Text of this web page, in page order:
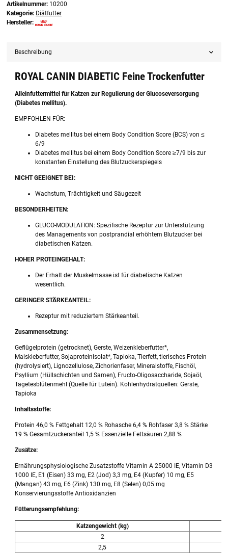
Artikelnummer: 10200
Kategorie: Diätfutter
Hersteller:
Beschreibung
ROYAL CANIN DIABETIC Feine Trockenfutter
Alleinfuttermittel für Katzen zur Regulierung der Glucoseversorgung
(Diabetes mellitus).
EMPFOHLEN FÜR:
Diabetes mellitus bei einem Body Condition Score (BCS) von ≤
6/9
Diabetes mellitus bei einem Body Condition Score ≥7/9 bis zur
konstanten Einstellung des Blutzuckerspiegels
NICHT GEEIGNET BEI:
Wachstum, Trächtigkeit und Säugezeit
BESONDERHEITEN:
GLUCO-MODULATION: Spezifische Rezeptur zur Unterstützung
des Managements von postprandial erhöhtem Blutzucker bei
diabetischen Katzen.
HOHER PROTEINGEHALT:
Der Erhalt der Muskelmasse ist für diabetische Katzen
wesentlich.
GERINGER STÄRKEANTEIL:
Rezeptur mit reduziertem Stärkeanteil.
Zusammensetzung:
Geflügelprotein (getrocknet), Gerste, Weizenkleberfutter*,
Maiskleberfutter, Sojaproteinisolat*, Tapioka, Tierfett, tierisches Protein
(hydrolysiert), Lignozellulose, Zichorienfaser, Mineralstoffe, Fischöl,
Psyllium (Hüllschichten und Samen), Fructo-Oligosaccharide, Sojaöl,
Tagetesblütenmehl (Quelle für Lutein). Kohlenhydratquellen: Gerste,
Tapioka
Inhaltsstoffe:
Protein 46,0 % Fettgehalt 12,0 % Rohasche 6,4 % Rohfaser 3,8 % Stärke
19 % Gesamtzuckeranteil 1,5 % Essenzielle Fettsäuren 2,88 %
Zusätze:
Ernährungsphysiologische Zusatzstoffe Vitamin A 25000 IE, Vitamin D3
1000 IE, E1 (Eisen) 33 mg, E2 (Jod) 3,3 mg, E4 (Kupfer) 10 mg, E5
(Mangan) 43 mg, E6 (Zink) 130 mg, E8 (Selen) 0,05 mg
Konservierungsstoffe Antioxidanzien
Fütterungsempfehlung:
Katzengewicht (kg)
2
2,5